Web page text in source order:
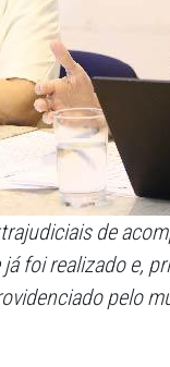
de
foi realizado e,
pelo